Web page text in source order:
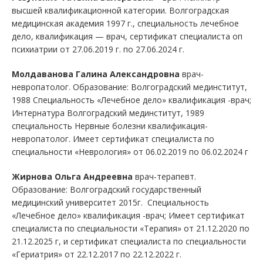
высшей квалификационной категории. Волгоградская
медицинская академия 1997 г., специальность лечебное
дело, квалификация — врач, сертификат специалиста оп
психиатрии от 27.06.2019 г. по 27.06.2024 г.
Молдаванова Галина Александровна врач-
невропатолог. Образование: Волгоградский мединститут,
1988 Специальность «Лечебное дело» квалификация -врач;
Интернатура Волгоградский мединститут, 1989
специальность Нервные болезни квалификация-
невропатолог. Имеет сертификат специалиста по
специальности «Неврология» от 06.02.2019 по 06.02.2024 г
Жирнова Ольга Андреевна врач-терапевт.
Образование: Волгоградский государственный
медицинский университет 2015г. Специальность
«Лечебное дело» квалификация -врач; Имеет сертификат
специалиста по специальности «Терапия» от 21.12.2020 по
21.12.2025 г, и сертификат специалиста по специальности
«Гериатрия» от 22.12.2017 по 22.12.2022 г.